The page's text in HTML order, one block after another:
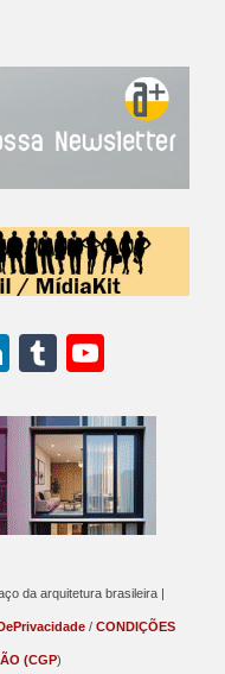
LinkedIn
Tumblr
da arquitetura brasileira |
/ CONDIÇÕES
(CGP)